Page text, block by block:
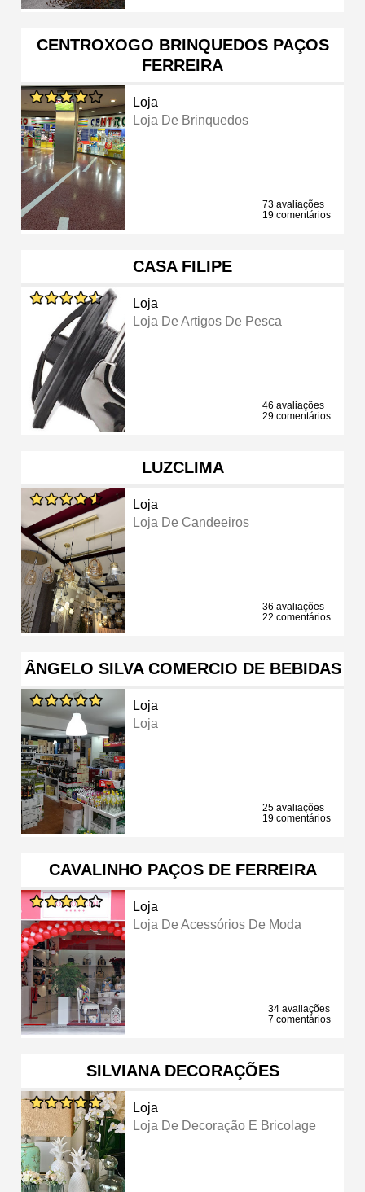
CENTROXOGO BRINQUEDOS PAÇOS
FERREIRA
Loja
Loja De Brinquedos
73 avaliações
19 comentários
CASA FILIPE
Loja
Loja De Artigos De Pesca
46 avaliações
29 comentários
LUZCLIMA
Loja
Loja De Candeeiros
36 avaliações
22 comentários
ÂNGELO SILVA COMERCIO DE BEBIDAS
Loja
Loja
25 avaliações
19 comentários
CAVALINHO PAÇOS DE FERREIRA
Loja
Loja De Acessórios De Moda
34 avaliações
7 comentários
SILVIANA DECORAÇÕES
Loja
Loja De Decoração E Bricolage